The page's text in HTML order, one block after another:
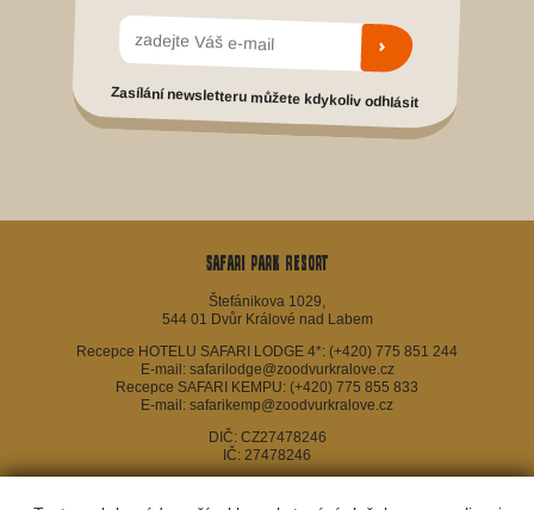
Zasílání newsletteru můžete kdykoliv odhlásit
Safari Park Resort
Štefánikova 1029,
544 01 Dvůr Králové nad Labem
Recepce HOTELU SAFARI LODGE 4*: (+420) 775 851 244
E-mail: safarilodge@zoodvurkralove.cz
Recepce SAFARI KEMPU: (+420) 775 855 833
E-mail: safarikemp@zoodvurkralove.cz
DIČ: CZ27478246
IČ: 27478246
kontakty